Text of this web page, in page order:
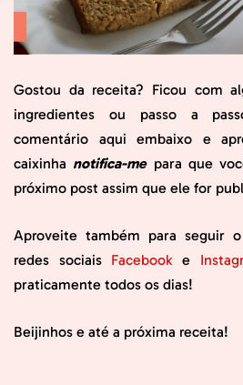
Gostou da receita? Ficou com
ingredientes ou passo a
comentário aqui embaixo e
caixinha notifica-mepara que
próximo post assim que ele for
Aproveite também para seguir
redes sociais Facebooke
praticamente todos os dias!
Beijinhos e até a próxima receita!